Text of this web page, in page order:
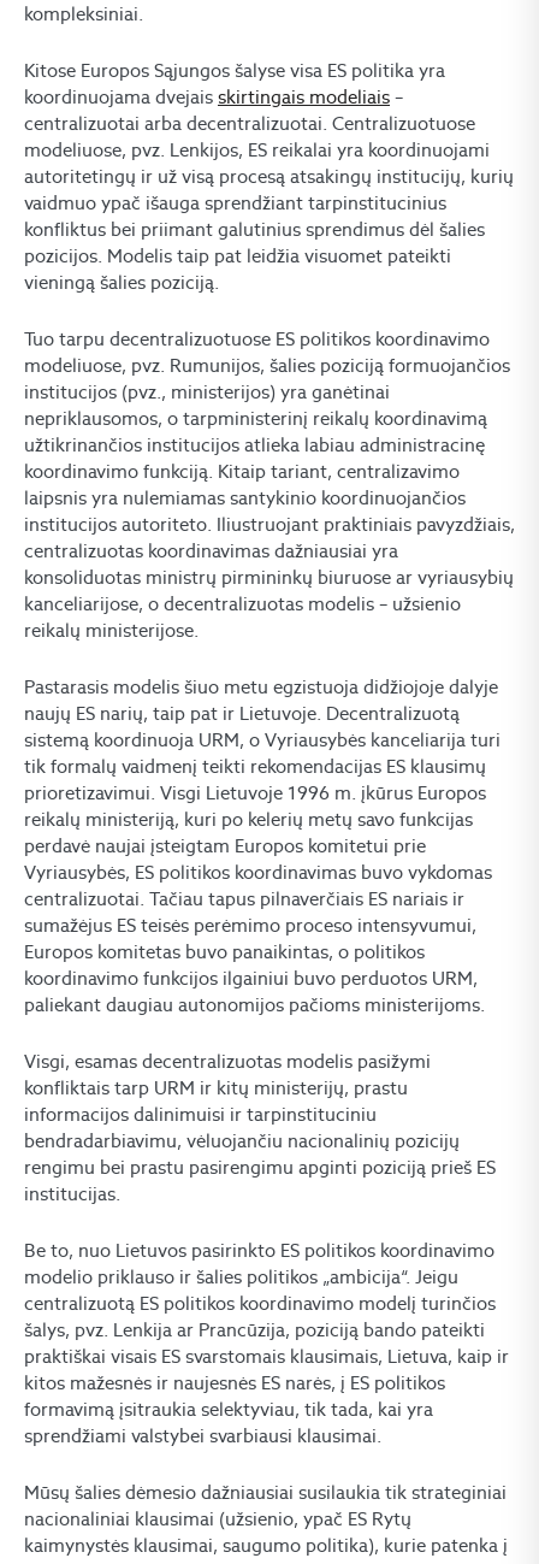
kompleksiniai.
Kitose Europos Sąjungos šalyse visa ES politika yra
koordinuojama dvejais skirtingais modeliais –
centralizuotai arba decentralizuotai. Centralizuotuose
modeliuose, pvz. Lenkijos, ES reikalai yra koordinuojami
autoritetingų ir už visą procesą atsakingų institucijų, kurių
vaidmuo ypač išauga sprendžiant tarpinstitucinius
konfliktus bei priimant galutinius sprendimus dėl šalies
pozicijos. Modelis taip pat leidžia visuomet pateikti
vieningą šalies poziciją.
Tuo tarpu decentralizuotuose ES politikos koordinavimo
modeliuose, pvz. Rumunijos, šalies poziciją formuojančios
institucijos (pvz., ministerijos) yra ganėtinai
nepriklausomos, o tarpministerinį reikalų koordinavimą
užtikrinančios institucijos atlieka labiau administracinę
koordinavimo funkciją. Kitaip tariant, centralizavimo
laipsnis yra nulemiamas santykinio koordinuojančios
institucijos autoriteto. Iliustruojant praktiniais pavyzdžiais,
centralizuotas koordinavimas dažniausiai yra
konsoliduotas ministrų pirmininkų biuruose ar vyriausybių
kanceliarijose, o decentralizuotas modelis – užsienio
reikalų ministerijose.
Pastarasis modelis šiuo metu egzistuoja didžiojoje dalyje
naujų ES narių, taip pat ir Lietuvoje. Decentralizuotą
sistemą koordinuoja URM, o Vyriausybės kanceliarija turi
tik formalų vaidmenį teikti rekomendacijas ES klausimų
prioretizavimui. Visgi Lietuvoje 1996 m. įkūrus Europos
reikalų ministeriją, kuri po kelerių metų savo funkcijas
perdavė naujai įsteigtam Europos komitetui prie
Vyriausybės, ES politikos koordinavimas buvo vykdomas
centralizuotai. Tačiau tapus pilnaverčiais ES nariais ir
sumažėjus ES teisės perėmimo proceso intensyvumui,
Europos komitetas buvo panaikintas, o politikos
koordinavimo funkcijos ilgainiui buvo perduotos URM,
paliekant daugiau autonomijos pačioms ministerijoms.
Visgi, esamas decentralizuotas modelis pasižymi
konfliktais tarp URM ir kitų ministerijų, prastu
informacijos dalinimuisi ir tarpinstituciniu
bendradarbiavimu, vėluojančiu nacionalinių pozicijų
rengimu bei prastu pasirengimu apginti poziciją prieš ES
institucijas.
Be to, nuo Lietuvos pasirinkto ES politikos koordinavimo
modelio priklauso ir šalies politikos „ambicija“. Jeigu
centralizuotą ES politikos koordinavimo modelį turinčios
šalys, pvz. Lenkija ar Prancūzija, poziciją bando pateikti
praktiškai visais ES svarstomais klausimais, Lietuva, kaip ir
kitos mažesnės ir naujesnės ES narės, į ES politikos
formavimą įsitraukia selektyviau, tik tada, kai yra
sprendžiami valstybei svarbiausi klausimai.
Mūsų šalies dėmesio dažniausiai susilaukia tik strateginiai
nacionaliniai klausimai (užsienio, ypač ES Rytų
kaimynystės klausimai, saugumo politika), kurie patenka į